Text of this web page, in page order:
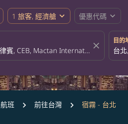
1 旅客, 經濟艙 expand_more 優惠代碼 expand_more
close
目的
航班 前往台灣 宿霧 - 台北